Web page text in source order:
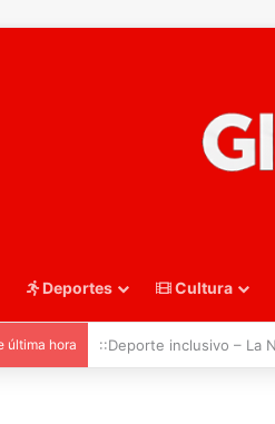
Deportes Cultura
última hora ::Waterpolo – Sub16.